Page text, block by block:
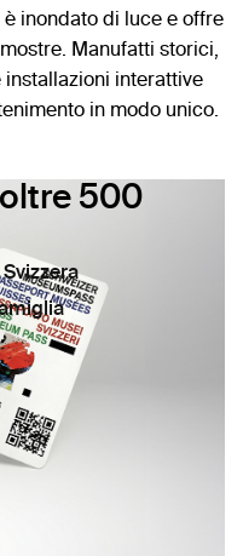
inondato di luce e offre
Manufatti storici,
interattive
in modo unico.
500